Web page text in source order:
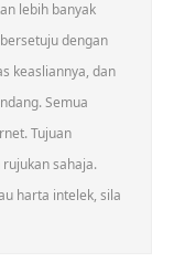
lebih banyak
dengan
keasliannya, dan
Semua
Tujuan
sahaja.
harta intelek, sila